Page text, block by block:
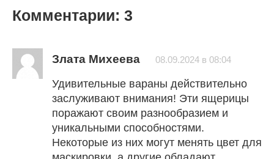
Комментарии: 3
Злата Михеева 08.09.2024 в 08:04
Удивительные вараны действительно
заслуживают внимания! Эти ящерицы
поражают своим разнообразием и
уникальными способностями.
Некоторые из них могут менять цвет для